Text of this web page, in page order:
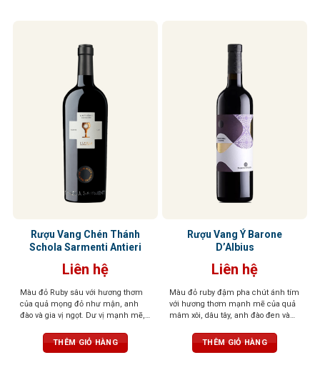
Rượu Vang Chén Thánh
Schola Sarmenti Antieri
Liên hệ
Màu đỏ Ruby sâu với hương thơm
của quả mọng đỏ như mận, anh
đào và gia vị ngọt. Dư vị mạnh mẽ,
dẻo dai trên vòm miệng
THÊM GIỎ HÀNG
Rượu Vang Ý Barone
D’Albius
Liên hệ
Màu đỏ ruby đậm pha chút ánh tím
với hương thơm mạnh mẽ của quả
mâm xôi, dâu tây, anh đào đen và
lịch. Cân bằng giữa vị chua và ngọt,
mang lại trải nghiệm êm ái và tươi
THÊM GIỎ HÀNG